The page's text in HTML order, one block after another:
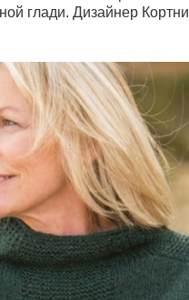
глади. Дизайнер Кортни